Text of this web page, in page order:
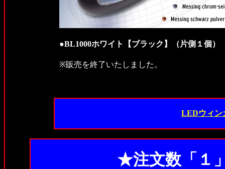
●BL1000ホワイト【ブラック】（片側１個）
※販売を終了いたしました。
LEDウィン
★注文数「１